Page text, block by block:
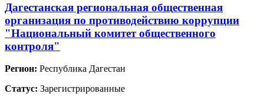
Дагестанская региональная общественная
организация по противодействию коррупции
"Национальный комитет общественного
контроля"
Регион: Республика Дагестан
Статус: Зарегистрированные